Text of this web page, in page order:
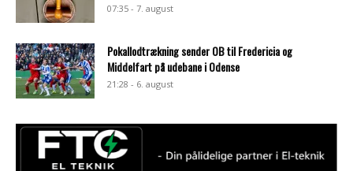
07:35 - 7. august
Pokallodtrækning sender OB til Fredericia og
Middelfart på udebane i Odense
21:28 - 6. august